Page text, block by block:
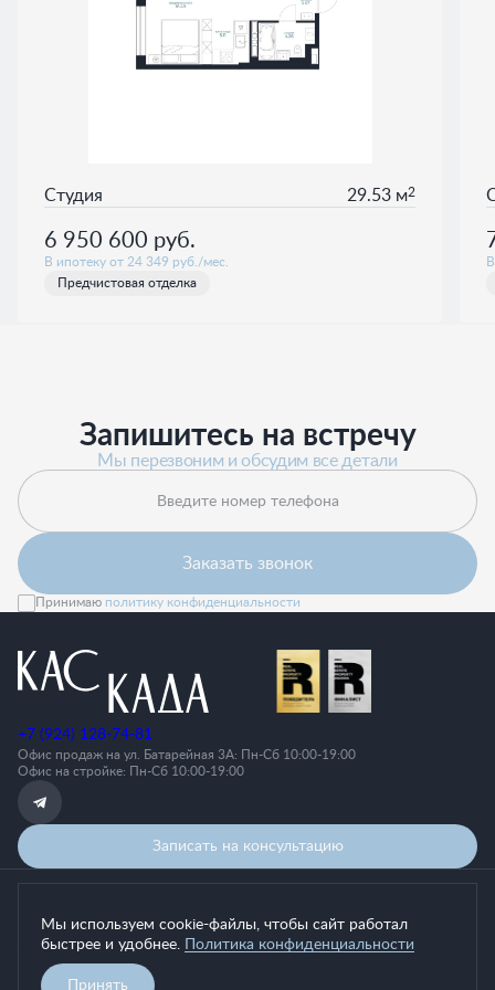
Студия 29.53 м2
6 950 600 руб.
В ипотеку от 24 349 руб./мес.
Предчистовая отделка
Запишитесь на встречу
Мы перезвоним и обсудим все детали
Введите номер телефона
Заказать звонок
Принимаю политику конфиденциальности
+7 (924) 128-74-81
Офис продаж на ул. Батарейная 3А: Пн-Cб 10:00-19:00
Офис на стройке: Пн-Сб 10:00-19:00
Записать на консультацию
Согласие на обработку персональных данных
Любая информация, представленная на данном сайте, носит
исключительно информационный характер, не является публичной
офертой, определяемой положениями статьи 437 ГК РФ.
Мы используем cookie-файлы, чтобы сайт работал
быстрее и удобнее.
Политика конфиденциальности
Принять